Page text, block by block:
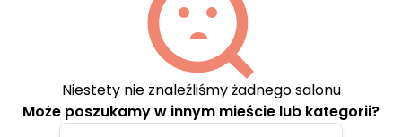
Niestety nie znaleźliśmy żadnego salonu
Może poszukamy w innym mieście lub kategorii?